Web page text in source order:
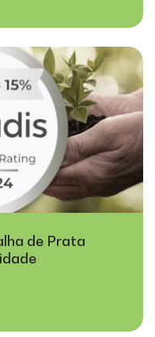
de Prata